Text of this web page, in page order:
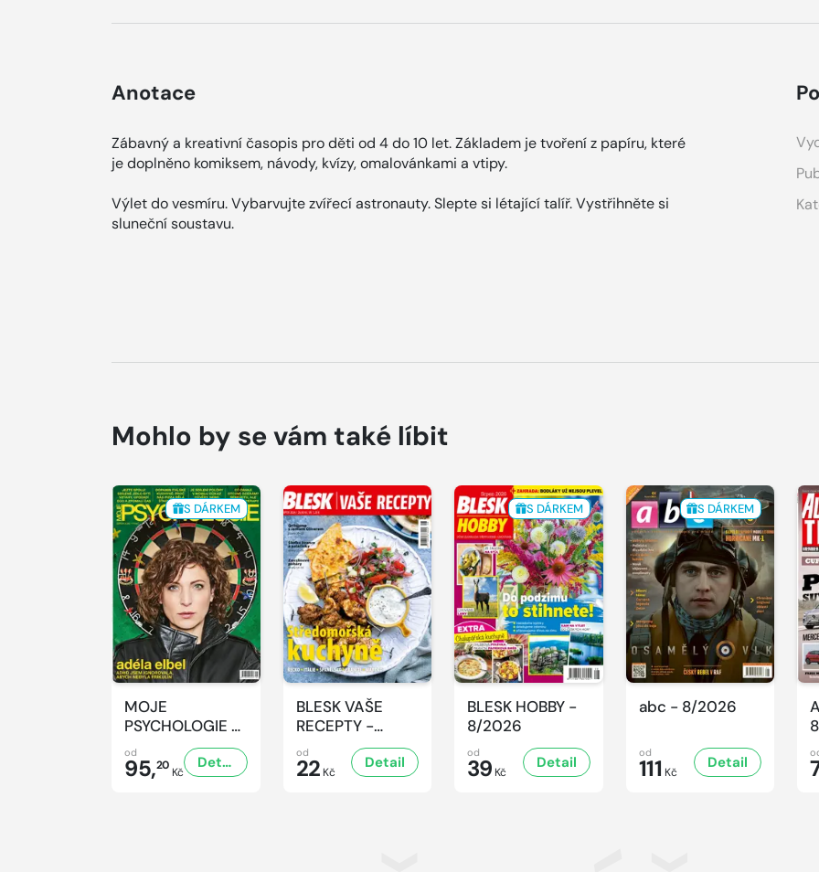
Anotace
Zábavný a kreativní časopis pro děti od 4 do 10 let. Základem je tvoření z papíru, které
je doplněno komiksem, návody, kvízy, omalovánkami a vtipy.
Výlet do vesmíru. Vybarvujte zvířecí astronauty. Slepte si létající talíř. Vystřihněte si
sluneční soustavu.
Mohlo by se vám také líbit
S DÁRKEM
MOJE
PSYCHOLOGIE -
8/2026
od
95,20 Kč
Detail
BLESK VAŠE
RECEPTY -
8/2026
od
22 Kč
Detail
S DÁRKEM
BLESK HOBBY -
8/2026
od
39 Kč
Detail
S DÁRKEM
abc - 8/2026
od
111 Kč
Detail